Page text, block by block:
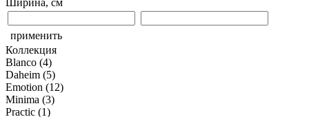
применить
Коллекция
Blanco (4)
Daheim (5)
Emotion (12)
Minima (3)
Practic (1)